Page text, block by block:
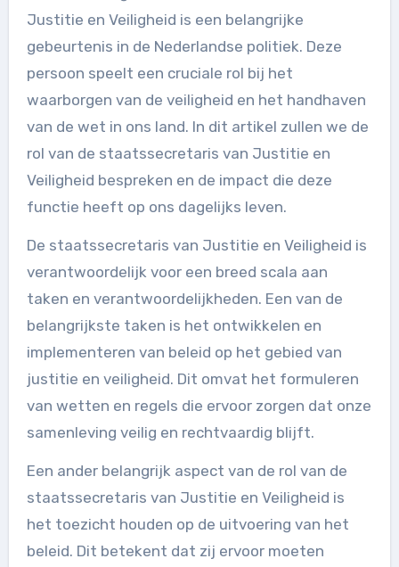
Justitie en Veiligheid is een belangrijke
gebeurtenis in de Nederlandse politiek. Deze
persoon speelt een cruciale rol bij het
waarborgen van de veiligheid en het handhaven
van de wet in ons land. In dit artikel zullen we de
rol van de staatssecretaris van Justitie en
Veiligheid bespreken en de impact die deze
functie heeft op ons dagelijks leven.
De staatssecretaris van Justitie en Veiligheid is
verantwoordelijk voor een breed scala aan
taken en verantwoordelijkheden. Een van de
belangrijkste taken is het ontwikkelen en
implementeren van beleid op het gebied van
justitie en veiligheid. Dit omvat het formuleren
van wetten en regels die ervoor zorgen dat onze
samenleving veilig en rechtvaardig blijft.
Een ander belangrijk aspect van de rol van de
staatssecretaris van Justitie en Veiligheid is
het toezicht houden op de uitvoering van het
beleid. Dit betekent dat zij ervoor moeten